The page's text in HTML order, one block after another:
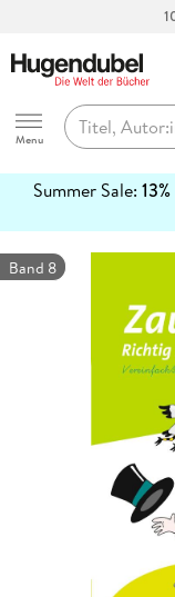
Hugendubel
Menu
Summer Sale:
erfahren
Band 8